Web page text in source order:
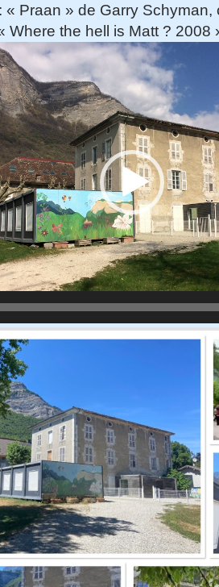
« Praan » de Garry
Where the hell is Matt ? 2008